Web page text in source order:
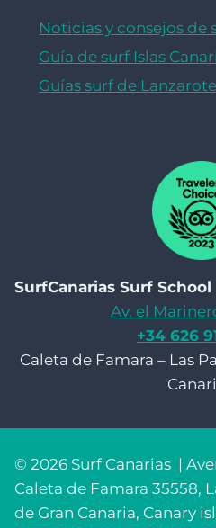
Noticias y consejos de
Guía de surf Islas
Guías surf de Lanzarote
SurfCanarias Surf
Av. el
+34 626
Caleta de Famara – Las
© 2026 Surf Canarias |
Caleta de Famara 35558,
de Gran Canaria, Canary